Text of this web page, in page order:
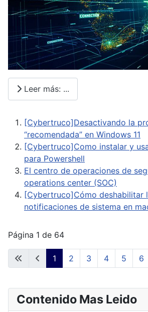
Leer más: ...
[Cybertruco]Desactivando la
“recomendada” en Windows 11
[Cybertruco]Como instalar y
para Powershell
El centro de operaciones de
operations center (SOC)
[Cybertruco]Cómo deshabilitar
notificaciones de sistema en
Página 1 de 64
1 2 3 4 5 6
Contenido Mas Leido